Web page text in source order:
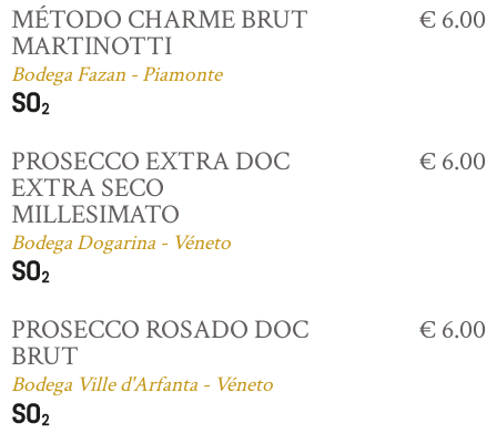
MÉTODO CHARME BRUT
MARTINOTTI
Bodega Fazan - Piamonte
€ 6.00
PROSECCO EXTRA DOC
EXTRA SECO
MILLESIMATO
Bodega Dogarina - Véneto
€ 6.00
PROSECCO ROSADO DOC
BRUT
Bodega Ville d'Arfanta - Véneto
€ 6.00